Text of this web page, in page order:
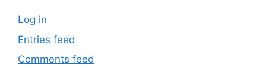
Log in
Entries feed
Comments feed